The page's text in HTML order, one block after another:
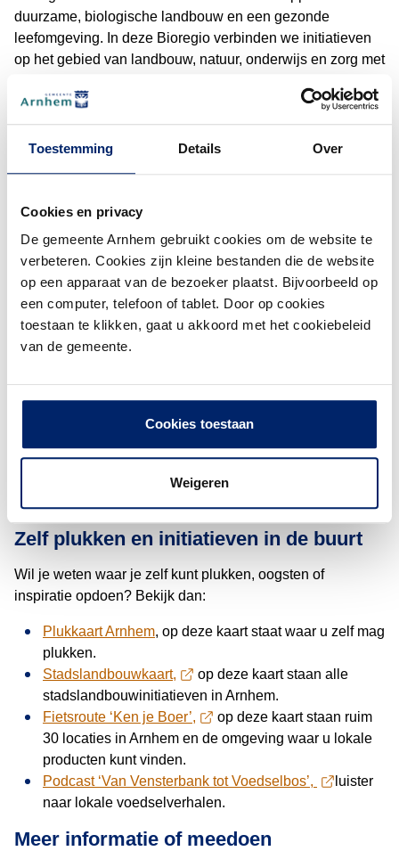
Toestemming Details Over
Cookies en privacy
De gemeente Arnhem gebruikt cookies om de website te
verbeteren. Cookies zijn kleine bestanden die de website
op een apparaat van de bezoeker plaatst. Bijvoorbeeld op
een computer, telefoon of tablet. Door op cookies
toestaan te klikken, gaat u akkoord met het cookiebeleid
van de gemeente.
Cookies toestaan
Weigeren
duurzame, biologische landbouw en een gezonde
leefomgeving. In deze Bioregio verbinden we initiatieven
op het gebied van landbouw, natuur, onderwijs en zorg met
missies van de visie Arnhemse Kost.
Hier, Arnhem Lekker & Groen, het kernteam
het actieprogramma
Verschillende subsidies
We helpen inwoners en organisaties met goede ideeën
voor stadslandbouw. Er zijn verschillende subsidies: ·
Subsidie Groenblauwe Initiatieven
Subsidie Schoolmoestuinen
: voor basisscholen die
onderhouden.
Subsidie Burgerkracht: voor initiatieven van bewoners
Zelf plukken en initiatieven in de buurt
Wil je weten waar je zelf kunt plukken, oogsten of
inspiratie opdoen? Bekijk dan:
Plukkaart Arnhem, op deze kaart staat waar u zelf mag
plukken.
Stadslandbouwkaart,
op deze kaart staan alle
stadslandbouwinitiatieven in Arnhem.
Fietsroute ‘Ken je Boer’,
op deze kaart staan ruim
30 locaties in Arnhem en de omgeving waar u lokale
producten kunt vinden.
Podcast ‘Van Vensterbank tot Voedselbos’,
luister
naar lokale voedselverhalen.
Meer informatie of meedoen